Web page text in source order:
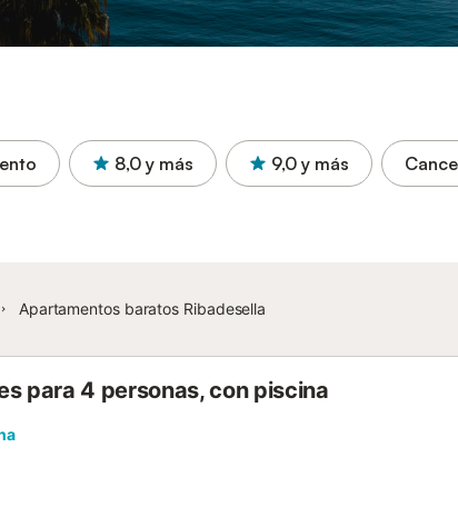
8,0 y más 9,0 y más
Apartamentos baratos Ribadesella
para 4 personas, con piscina